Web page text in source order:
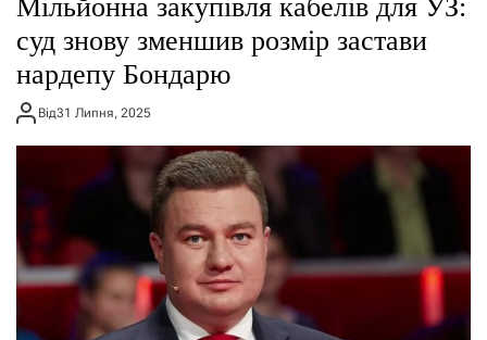
Мільйонна закупівля кабелів для УЗ:
суд знову зменшив розмір застави
нардепу Бондарю
Від31 Липня, 2025